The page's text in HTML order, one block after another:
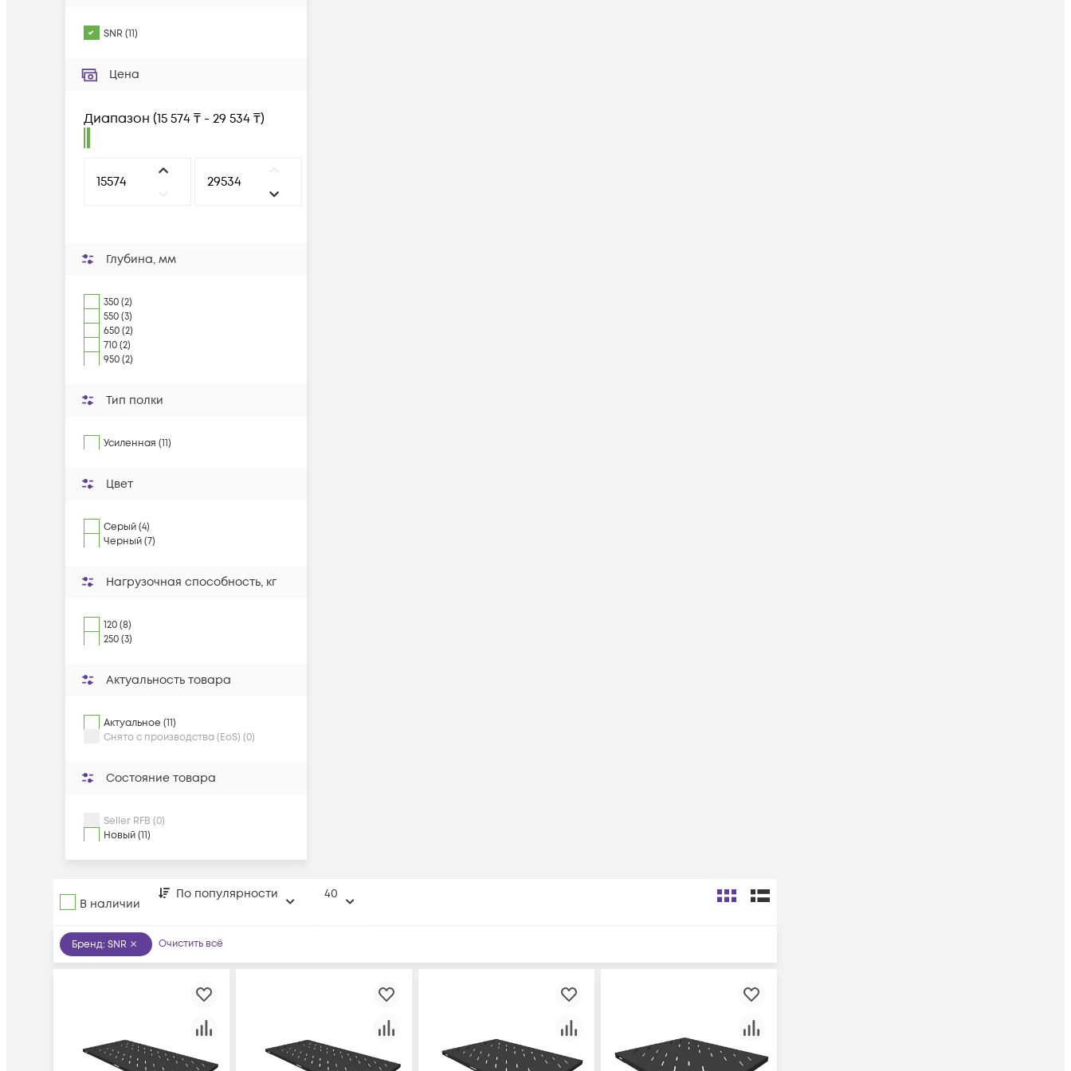
SNR (11)
Цена
Диапазон (15 574 ₸ - 29 534 ₸)
Глубина, мм
350 (2)
550 (3)
650 (2)
710 (2)
950 (2)
Тип полки
Усиленная (11)
Цвет
Серый (4)
Черный (7)
Нагрузочная способность, кг
120 (8)
250 (3)
Актуальность товара
Актуальное (11)
Снято с производства (EoS) (0)
Состояние товара
Seller RFB (0)
Новый (11)
В наличии
По популярности 40
Бренд: SNR Очистить всё